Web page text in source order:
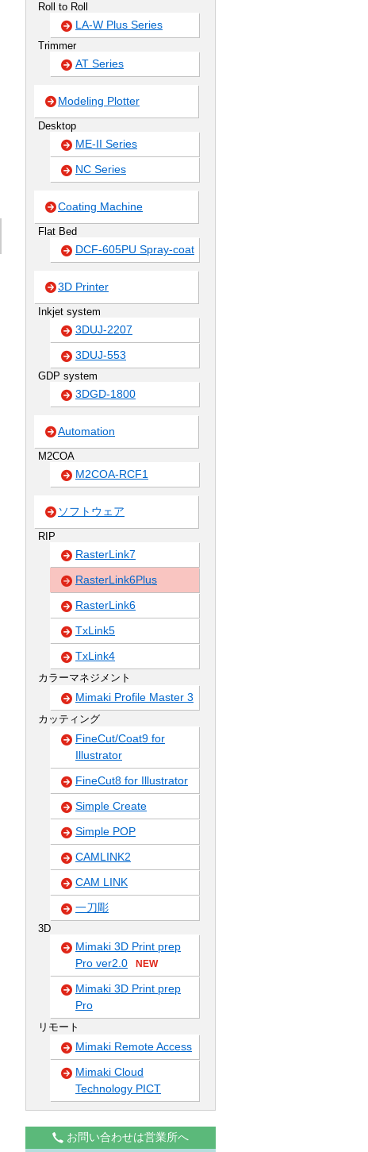
Roll to Roll
LA-W Plus Series
Trimmer
AT Series
Modeling Plotter
Desktop
ME-II Series
NC Series
Coating Machine
Flat Bed
DCF-605PU Spray-coat
3D Printer
Inkjet system
3DUJ-2207
3DUJ-553
GDP system
3DGD-1800
Automation
M2COA
M2COA-RCF1
ソフトウェア
RIP
RasterLink7
RasterLink6Plus
RasterLink6
TxLink5
TxLink4
カラーマネジメント
Mimaki Profile Master 3
カッティング
FineCut/Coat9 for
Illustrator
FineCut8 for Illustrator
Simple Create
Simple POP
CAMLINK2
CAM LINK
一刀彫
3D
Mimaki 3D Print prep
Pro ver2.0
NEW
Mimaki 3D Print prep
Pro
リモート
Mimaki Remote Access
Mimaki Cloud
Technology PICT
お問い合わせは営業所へ